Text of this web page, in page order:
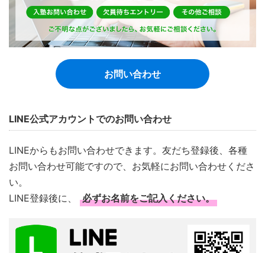
お問い合わせ
LINE公式アカウントでのお問い合わせ
LINEからもお問い合わせできます。友だち登録後、各種
お問い合わせ可能ですので、お気軽にお問い合わせくださ
い。
LINE登録後に、
必ずお名前をご記入ください。